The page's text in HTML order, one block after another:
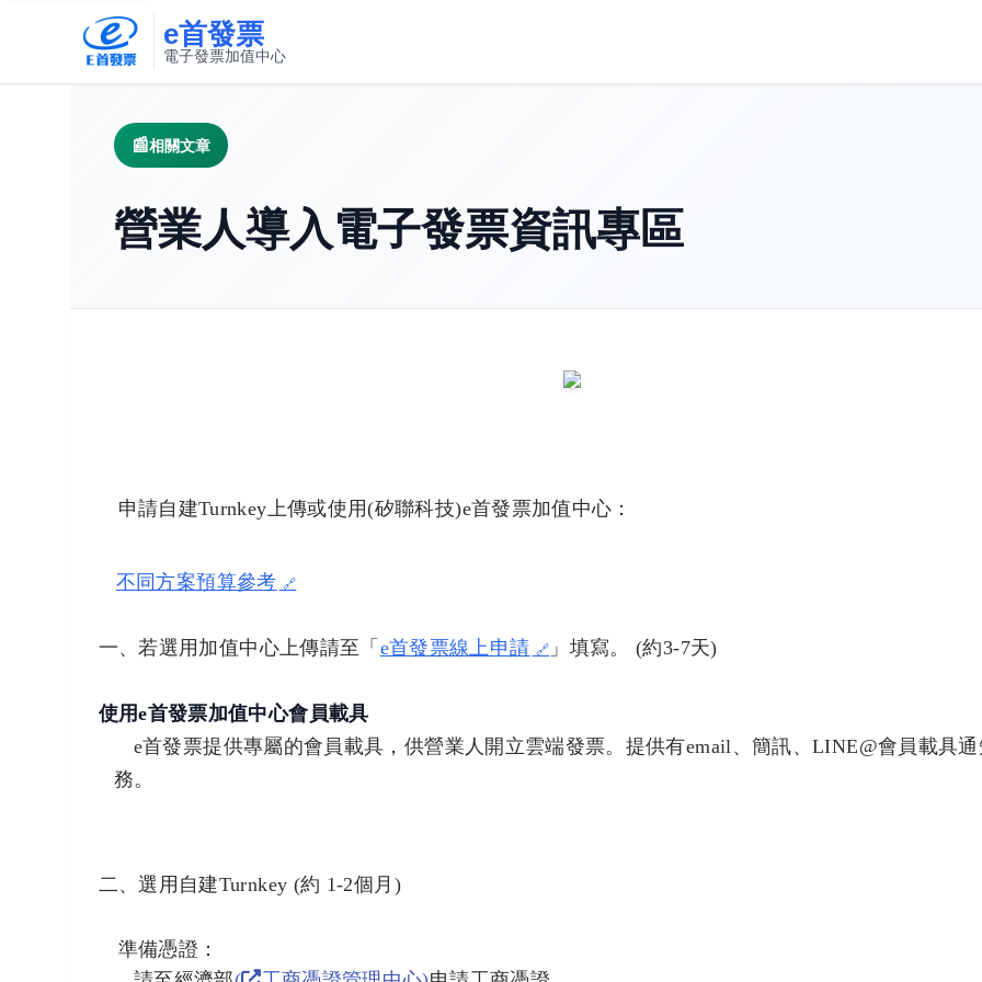
e首發票
電子發票加值中心
相關文章
營業人導入電子發票資訊專區
申請自建Turnkey上傳或使用(矽聯科技)e首發票加值中心：
不同方案預算參考
一、若選用 加值中心上傳請至「 e首發票線上申請 」 填寫。 (約3-7天)
使用e首發票加值中心會員載具
e首發票提供專屬的會員載具，供營業人開立雲端發票。提供有email、簡訊、LINE@會員載具通
務。
二、選用自建Turnkey (約 1-2個月)
準備憑證：